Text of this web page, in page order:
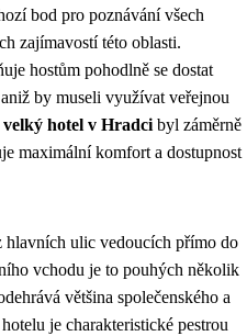
bod pro poznávání všech
zajímavostí této oblasti.
hostům pohodlně se dostat
by museli využívat veřejnou
velký hotel v Hradci byl záměrně
maximální komfort a dostupnost
hlavních ulic vedoucích přímo do
vchodu je to pouhých několik
většina společenského a
je charakteristické pestrou